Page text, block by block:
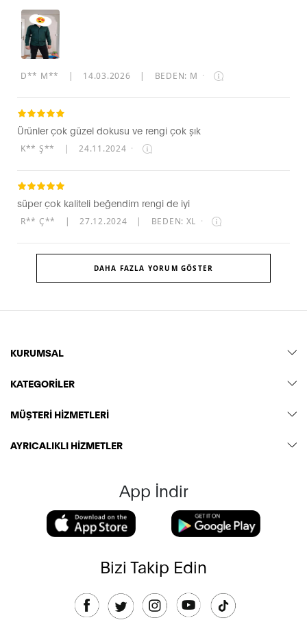
D** M** | 14.03.2026 | BEDEN: M ·
Ürünler çok güzel dokusu ve rengi çok şık
K** Ş** | 24.11.2024 ·
süper çok kaliteli beğendim rengi de iyi
R** Ç** | 27.12.2024 | BEDEN: XL ·
DAHA FAZLA YORUM GÖSTER
KURUMSAL
KATEGORİLER
MÜŞTERİ HİZMETLERİ
AYRICALIKLI HİZMETLER
App İndir
Bizi Takip Edin